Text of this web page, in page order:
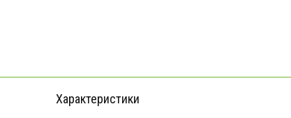
Характеристики